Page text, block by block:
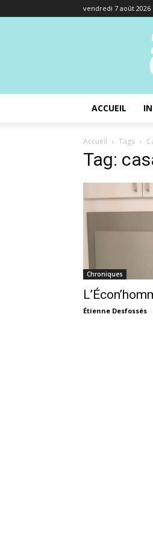
vendredi 7 août 2026
ACCUEIL
Accueil Tags
Tag:
Chroniques
Étienne Desfossés -